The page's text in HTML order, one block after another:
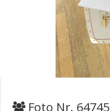
Foto Nr. 64745